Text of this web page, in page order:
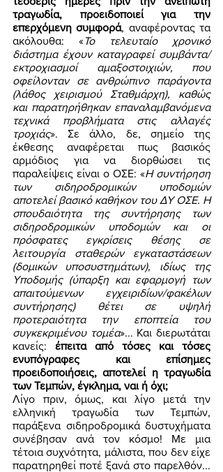
τραγωδία, προειδοποιεί για την
επερχόμενη συμφορά, αναφέροντας τα
ακόλουθα: «Το τελευταίο χρονικό
διάστημα έχουν καταγραφεί συμβάντα/
εκτροχιασμοί αμαξοστοιχιών, που
οφείλονταν σε ανθρώπινο παράγοντα
(λάθος χειρισμού Σταθμάρχη), καθώς
και παρατηρήθηκαν επαναλαμβανόμενα
τεχνικά προβλήματα στις αλλαγές
τροχιάς». Σε άλλο, δε, σημείο της
έκθεσης αναφέρεται πως βασικός
αρμόδιος για να διορθώσει τις
παραλείψεις είναι ο ΟΣΕ: «Η συντήρηση
των σιδηροδρομικών υποδομών
αποτελεί βασικό καθήκον του ΔΥ ΟΣΕ. Η
σπουδαιότητα της συντήρησης των
σιδηροδρομικών υποδομών και οι
πρόσφατες εγκρίσεις θέσης σε
λειτουργία σταθερών εγκαταστάσεων
(δομικών υποσυστημάτων), ιδίως της
Υποδομής (ύπαρξη και εφαρμογή των
απαιτούμενων εγχειριδίων/φακέλων
συντήρησης) θέτει σε υψηλή
προτεραιότητα την εποπτεία του
συγκεκριμένου τομέα»... Και διερωτάται
κανείς: έπειτα από τόσες και τόσες
ενυπόγραφες και επίσημες
προειδοποιήσεις, αποτελεί η τραγωδία
των Τεμπών, έγκλημα, ναι ή όχι;
Λίγο πριν, όμως, και λίγο μετά την
ελληνική τραγωδία των Τεμπών,
παράξενα σιδηροδρομικά δυστυχήματα
συνέβησαν ανά τον κόσμο! Με μια
τέτοια συχνότητα, μάλιστα, που δεν είχε